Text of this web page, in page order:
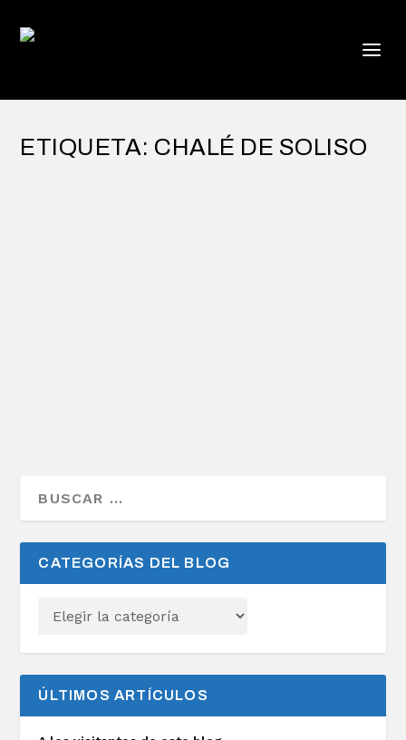
ETIQUETA: CHALÉ DE SOLISO
CATEGORÍAS DEL BLOG
ÚLTIMOS ARTÍCULOS